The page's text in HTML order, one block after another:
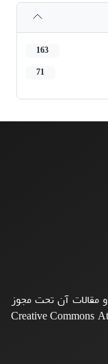
163
71
مقالات آن تحت مجوز
Creative Commons